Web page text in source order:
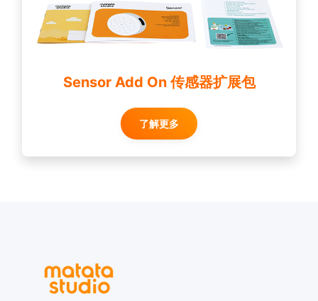
Sensor Add On 传感器扩展包
了解更多